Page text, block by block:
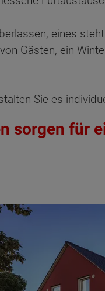
eines
Gästen, ein
Sie es
sorgen für